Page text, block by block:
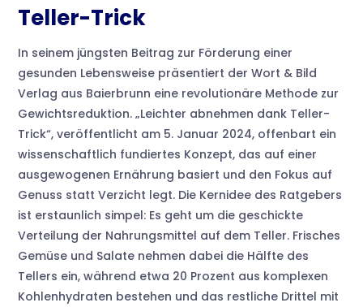
Teller-Trick
In seinem jüngsten Beitrag zur Förderung einer
gesunden Lebensweise präsentiert der Wort & Bild
Verlag aus Baierbrunn eine revolutionäre Methode zur
Gewichtsreduktion. „Leichter abnehmen dank Teller-
Trick“, veröffentlicht am 5. Januar 2024, offenbart ein
wissenschaftlich fundiertes Konzept, das auf einer
ausgewogenen Ernährung basiert und den Fokus auf
Genuss statt Verzicht legt. Die Kernidee des Ratgebers
ist erstaunlich simpel: Es geht um die geschickte
Verteilung der Nahrungsmittel auf dem Teller. Frisches
Gemüse und Salate nehmen dabei die Hälfte des
Tellers ein, während etwa 20 Prozent aus komplexen
Kohlenhydraten bestehen und das restliche Drittel mit